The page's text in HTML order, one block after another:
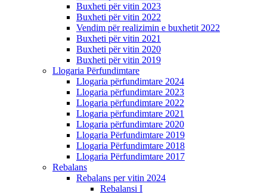
Buxheti për vitin 2023
Buxheti për vitin 2022
Vendim për realizimin e buxhetit 2022
Buxheti për vitin 2021
Buxheti për vitin 2020
Buxheti për vitin 2019
Llogaria Përfundimtare
Llogaria përfundimtare 2024
Llogaria përfundimtare 2023
Llogaria përfundimtare 2022
Llogaria përfundimtare 2021
Llogaria përfundimtare 2020
Llogaria Përfundimtare 2019
Llogaria Përfundimtare 2018
Llogaria Përfundimtare 2017
Rebalans
Rebalans per vitin 2024
Rebalansi I